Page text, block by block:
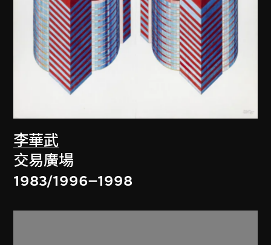
李華武
交易廣場
1983/1996–1998